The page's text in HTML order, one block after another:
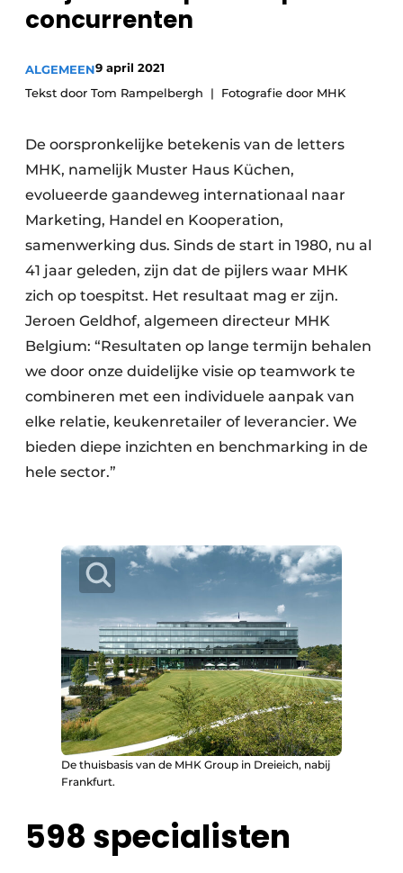
Privacy / Cookie statement
Video’s
concurrenten
ALGEMEEN9 april 2021
Tekst door Tom Rampelbergh
Fotografie door MHK
De oorspronkelijke betekenis van de letters
MHK, namelijk Muster Haus Küchen,
evolueerde gaandeweg internationaal naar
Marketing, Handel en Kooperation,
samenwerking dus. Sinds de start in 1980, nu al
41 jaar geleden, zijn dat de pijlers waar MHK
zich op toespitst. Het resultaat mag er zijn.
Jeroen Geldhof, algemeen directeur MHK
Belgium: “Resultaten op lange termijn behalen
we door onze duidelijke visie op teamwork te
combineren met een individuele aanpak van
elke relatie, keukenretailer of leverancier. We
bieden diepe inzichten en benchmarking in de
hele sector.”
De thuisbasis van de MHK Group in Dreieich, nabij
Frankfurt.
598 specialisten